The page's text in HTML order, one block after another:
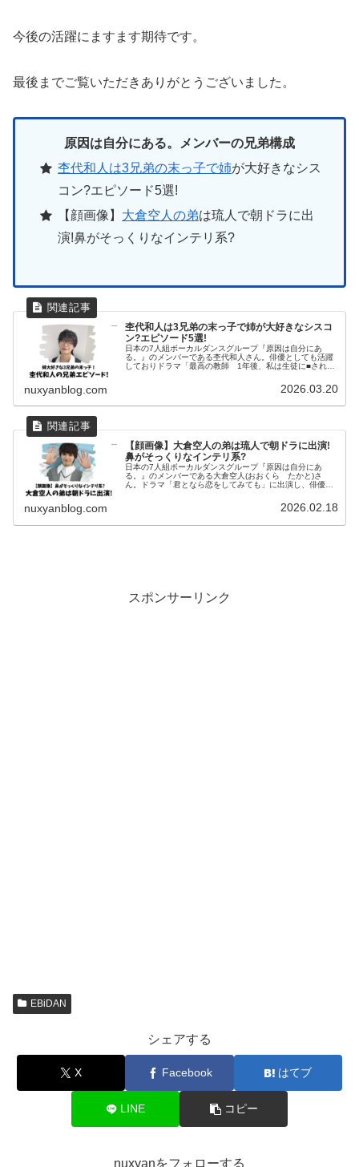
今後の活躍にますます期待です。
最後までご覧いただきありがとうございました。
原因は自分にある。メンバーの兄弟構成
杢代和人は3兄弟の末っ子で姉が大好きなシス
コン?エピソード5選!
【顔画像】 大倉空人の弟は琉人で朝ドラに出
演!鼻がそっくりなインテリ系?
杢代和人は3兄弟の末っ子で姉が大好きなシスコ
ン?エピソード5選!
日本の7人組ボーカルダンスグループ『原因は自分にあ
る。』のメンバーである杢代和人さん。俳優としても活躍
しておりドラマ「最高の教師 1年後、私は生徒に■され
nuxyanblog.com 2026.03.20
【顔画像】大倉空人の弟は琉人で朝ドラに出演!
鼻がそっくりなインテリ系?
日本の7人組ボーカルダンスグループ『原因は自分にあ
る。』のメンバーである大倉空人(おおくら たかと)さ
ん。ドラマ「君となら恋をしてみても」に出演し、俳優と
nuxyanblog.com 2026.02.18
スポンサーリンク
EBiDAN
シェアする
X Facebook はてブ
LINE コピー
nuxyanをフォローする